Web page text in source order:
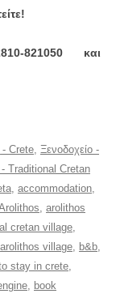
821050 και
- Crete, Ξενοδοχείο -
Traditional Cretan
, accommodation,
, arolithos
cretan village,
arolithos village, b&b,
stay in crete,
, book